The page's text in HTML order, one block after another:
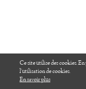
Ce site utilise des cookies.
l'utilisation de cookies.
En savoir plus